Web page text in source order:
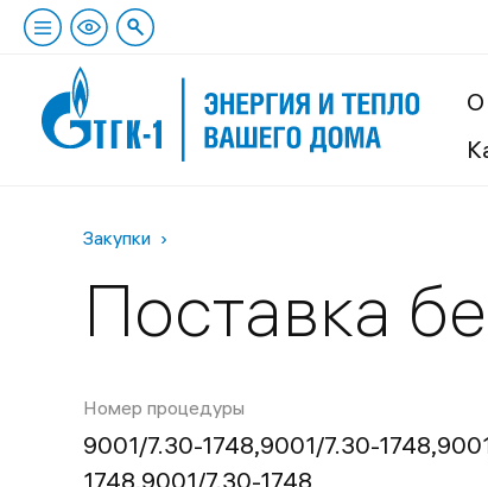
О
Закупки
Поставка
Номер процедуры
9001/7.30-1748,9001/7.30-
1748,9001/7.30-1748